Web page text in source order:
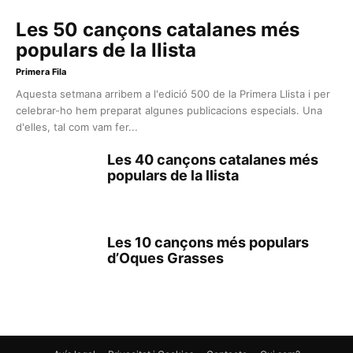
Les 50 cançons catalanes més
populars de la llista
Primera Fila
Aquesta setmana arribem a l'edició 500 de la Primera Llista i per
celebrar-ho hem preparat algunes publicacions especials. Una
d'elles, tal com vam fer...
Les 40 cançons catalanes més
populars de la llista
Les 10 cançons més populars
d’Oques Grasses